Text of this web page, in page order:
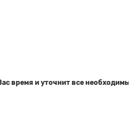
время и уточнит все